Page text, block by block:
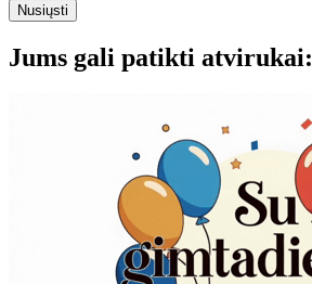
Nusiųsti
Jums gali patikti atvirukai: